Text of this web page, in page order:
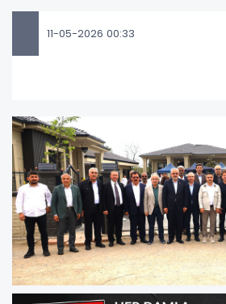
11-05-2026 00:33